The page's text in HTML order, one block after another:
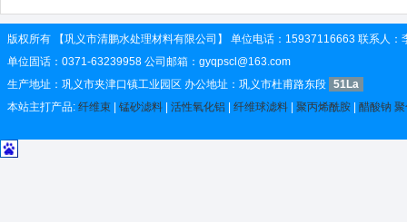
版权所有 【巩义市清鹏水处理材料有限公司】 单位电话：15937116663 联系人：
单位固话：0371-63239958 公司邮箱：gyqpscl@163.com
生产地址：巩义市夹津口镇工业园区 办公地址：巩义市杜甫路东段 51La
本站主打产品: 纤维束| 锰砂滤料| 活性氧化铝 纤维球滤料| 聚丙烯酰胺| 醋酸钠 聚